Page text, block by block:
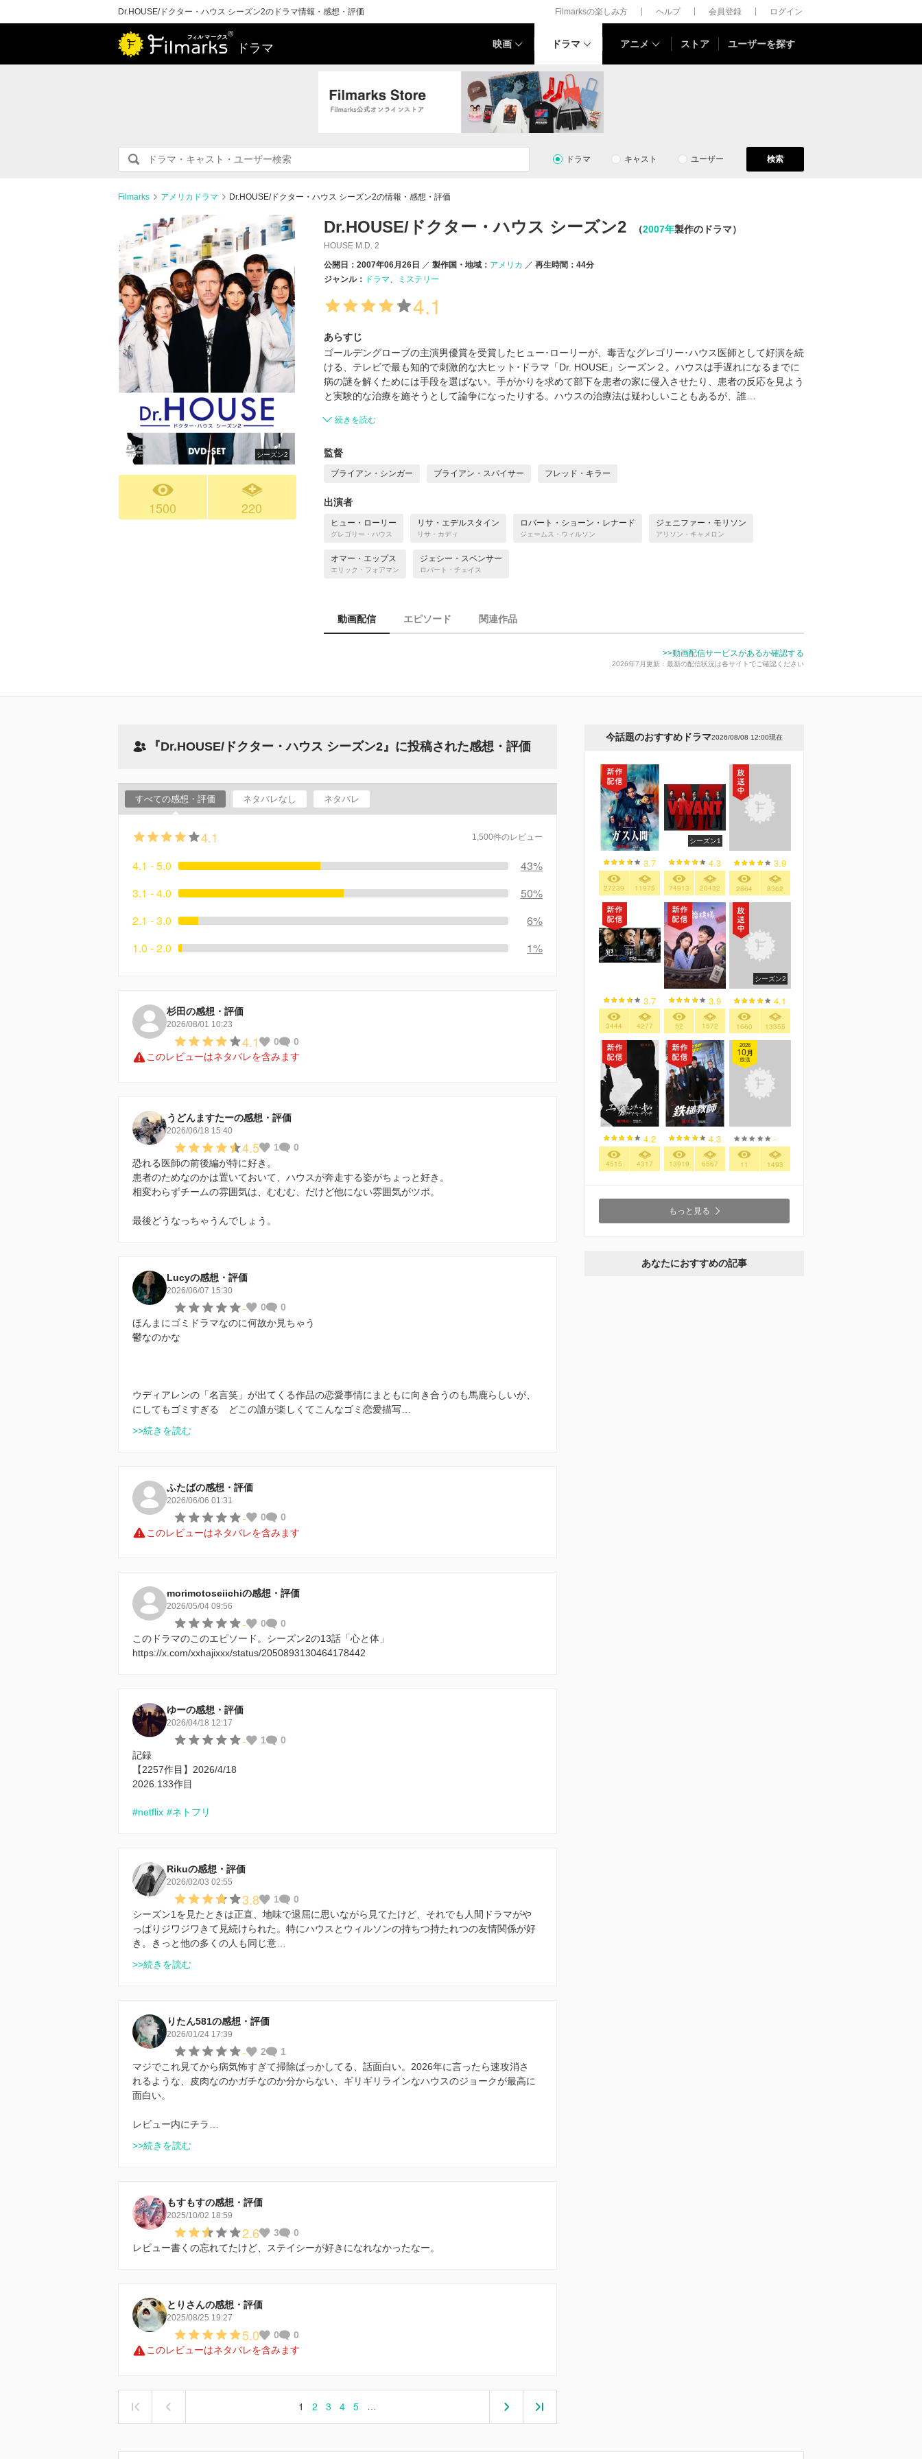
Dr.HOUSE/ドクター・ハウス シーズン2のドラマ情報・感想・評価 Filmarksの楽しみ方 ヘルプ 会員登録 ログイン
ドラマ 映画 ドラマ アニメ ストア ユーザーを探す
ドラマ キャスト ユーザー 検索
Filmarks アメリカドラマ Dr.HOUSE/ドクター・ハウス シーズン2の情報・感想・評価
シーズン2
1500 220
Dr.HOUSE/ドクター・ハウス シーズン2 （2007年製作のドラマ）
HOUSE M.D. 2
公開日：2007年06月26日
製作国・地域： アメリカ
再生時間：44分
ジャンル： ドラマ ミステリー
4.1
あらすじ
ゴールデングローブの主演男優賞を受賞したヒュー･ローリーが、毒舌なグレゴリー･ハウス医師として好演を続
ける、テレビで最も知的で刺激的な大ヒット･ドラマ「Dr. HOUSE」シーズン２。ハウスは手遅れになるまでに
病の謎を解くためには手段を選ばない。手がかりを求めて部下を患者の家に侵入させたり、患者の反応を見よう
と実験的な治療を施そうとして論争になったりする。ハウスの治療法は疑わしいこともあるが、誰…
続きを読む
監督
ブライアン・シンガー ブライアン・スパイサー フレッド・キラー
出演者
ヒュー・ローリー
グレゴリー・ハウス
リサ・エデルスタイン
リサ・カディ
ロバート・ショーン・レナード
ジェームス・ウィルソン
ジェニファー・モリソン
アリソン・キャメロン
オマー・エップス
エリック・フォアマン
ジェシー・スペンサー
ロバート・チェイス
動画配信 エピソード 関連作品
>>動画配信サービスがあるか確認する
2026年7月更新：最新の配信状況は各サイトでご確認ください
『Dr.HOUSE/ドクター・ハウス シーズン2』に投稿された感想・評価
すべての感想・評価 ネタバレなし ネタバレ
4.1 1,500件のレビュー
4.1 - 5.0
43%
3.1 - 4.0
50%
2.1 - 3.0
6%
1.0 - 2.0
1%
杉田の感想・評価
2026/08/01 10:23
4.1 0
0
このレビューはネタバレを含みます
うどんますたーの感想・評価
2026/06/18 15:40
4.5 1
0
恐れる医師の前後編が特に好き。
患者のためなのかは置いておいて、ハウスが奔走する姿がちょっと好き。
相変わらずチームの雰囲気は、むむむ、だけど他にない雰囲気がツボ。
最後どうなっちゃうんでしょう。
Lucyの感想・評価
2026/06/07 15:30
- 0
0
ほんまにゴミドラマなのに何故か見ちゃう
鬱なのかな
ウディアレンの「名言笑」が出てくる作品の恋愛事情にまともに向き合うのも馬鹿らしいが、
にしてもゴミすぎる どこの誰が楽しくてこんなゴミ恋愛描写…
>>続きを読む
ふたばの感想・評価
2026/06/06 01:31
- 0
0
このレビューはネタバレを含みます
morimotoseiichiの感想・評価
2026/05/04 09:56
- 0
0
このドラマのこのエピソード。シーズン2の13話「心と体」
https://x.com/xxhajixxx/status/2050893130464178442
ゆーの感想・評価
2026/04/18 12:17
- 1
0
記録
【2257作目】2026/4/18
2026.133作目
#netflix #ネトフリ
Rikuの感想・評価
2026/02/03 02:55
3.8 1
0
シーズン1を見たときは正直、地味で退屈に思いながら見てたけど、それでも人間ドラマがや
っぱりジワジワきて見続けられた。特にハウスとウィルソンの持ちつ持たれつの友情関係が好
き。きっと他の多くの人も同じ意…
>>続きを読む
りたん581の感想・評価
2026/01/24 17:39
- 2
1
マジでこれ見てから病気怖すぎて掃除ばっかしてる、話面白い。2026年に言ったら速攻消さ
れるような、皮肉なのかガチなのか分からない、ギリギリラインなハウスのジョークが最高に
面白い。
レビュー内にチラ…
>>続きを読む
もすもすの感想・評価
2025/10/02 18:59
2.6 3
0
レビュー書くの忘れてたけど、ステイシーが好きになれなかったなー。
とりさんの感想・評価
2025/08/25 19:27
5.0 0
0
このレビューはネタバレを含みます
1 2 3 4 5
今話題のおすすめドラマ2026/08/08 12:00現在
3.7
27239 11975
シーズン1
4.3
74913 20432
3.9
2864 8362
3.7
3444 4277
3.9
52 1572
シーズン2
4.1
1660 13355
4.2
4515 4317
4.3
13919 6567
2026
10 月
放送
-
11 1493
もっと見る
あなたにおすすめの記事